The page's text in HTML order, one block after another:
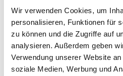
Wir verwenden Cookies, um
personalisieren, Funktionen für
zu können und die Zugriffe auf
analysieren. Außerdem geben
Verwendung unserer Website
soziale Medien, Werbung und
Weitere
Das könnte Sie auch